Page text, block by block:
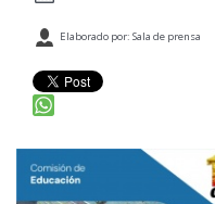
PARTICIPACIÓN
RELACIONES INTERNACIONALES
AGENDA
Elaborado por: Sala de prensa